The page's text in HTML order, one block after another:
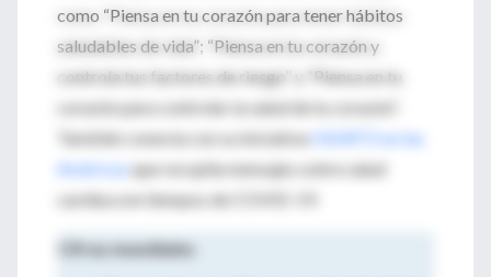
como “Piensa en tu corazón para tener hábitos
saludables de vida”; “Piensa en tu corazón y
controla tus factores de riesgo” y “Piensa en tu
corazón para controlar la salud de tu corazón”.
También conecta con su iniciativa
HEARTS en las
Américasque recopila mensajes sobre salud
cardíaca en tiempos de COVID-19.
Cifras mundiales